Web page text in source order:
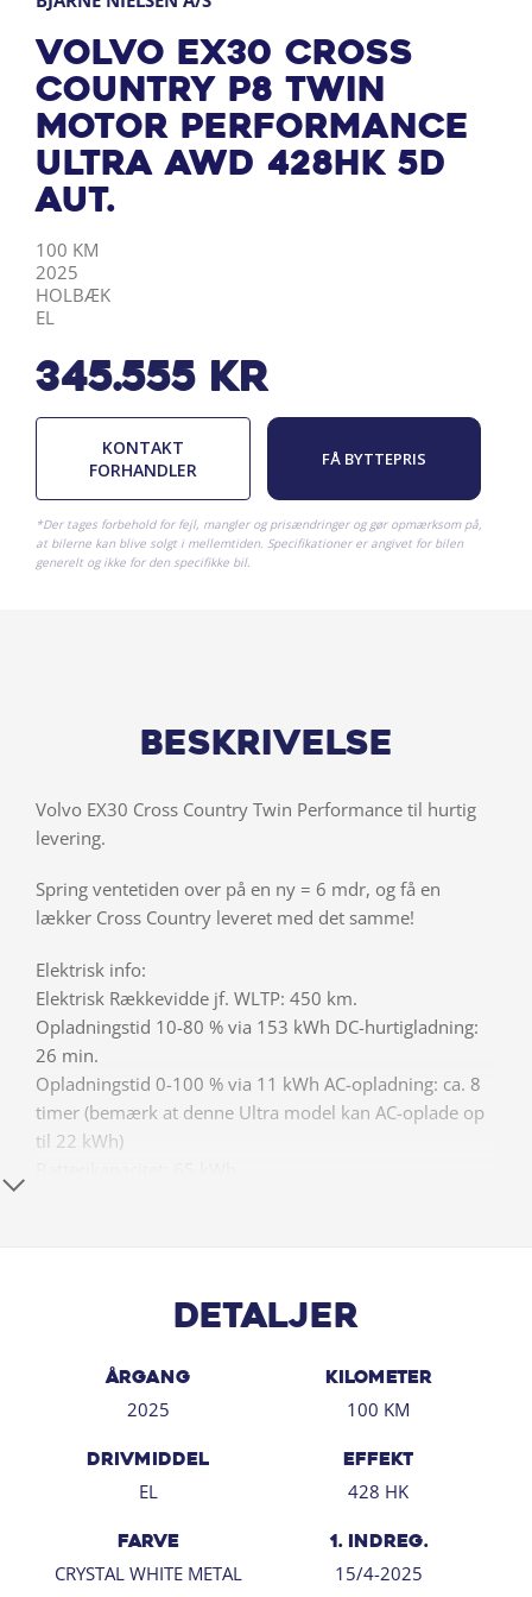
Volvo EX30 Cross
Country P8 Twin
Motor Performance
Ultra AWD 428HK 5d
Aut.
KILOMETER
100 KM
ÅRGANG
2025
BY
HOLBÆK
DRIVMIDDEL
EL
345.555 kr
KONTAKT
FORHANDLER
FÅ BYTTEPRIS
*Der tages forbehold for fejl, mangler og prisændringer og gør opmærksom på,
at bilerne kan blive solgt i mellemtiden. Specifikationer er angivet for bilen
generelt og ikke for den specifikke bil.
Beskrivelse
Volvo EX30 Cross Country Twin Performance til hurtig
levering.
Spring ventetiden over på en ny = 6 mdr, og få en
lækker Cross Country leveret med det samme!
Elektrisk info:
Elektrisk Rækkevidde jf. WLTP: 450 km.
Opladningstid 10-80 % via 153 kWh DC-hurtigladning:
26 min.
Opladningstid 0-100 % via 11 kWh AC-opladning: ca. 8
timer (bemærk at denne Ultra model kan AC-oplade op
til 22 kWh)
bremser. + 12995
- Pine interior, se den flotte opgraderede kabine!
- Varmepumpe, varme i forsæder og varme i rat
- Tonede Ruder bag
- El-forsæder med memory i førersæde
- Fuld LED forlygter m. fjernlysassistent
- Pilot assist inkl. adaptiv fartpilot
- Harman Kardon Surroundsound
Detaljer
ÅRGANG
2025
KILOMETER
100 KM
DRIVMIDDEL
EL
EFFEKT
428 HK
FARVE
CRYSTAL WHITE METAL
1. INDREG.
15/4-2025